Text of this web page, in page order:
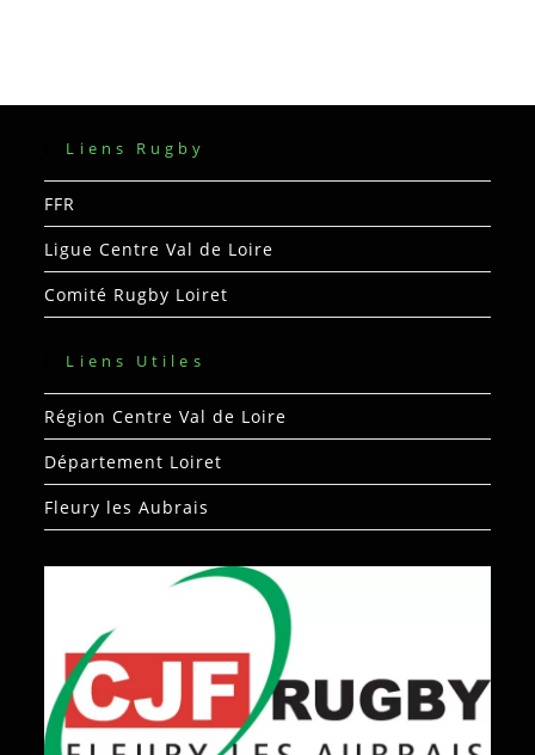
Liens Rugby
FFR
Ligue Centre Val de Loire
Comité Rugby Loiret
Liens Utiles
Région Centre Val de Loire
Département Loiret
Fleury les Aubrais